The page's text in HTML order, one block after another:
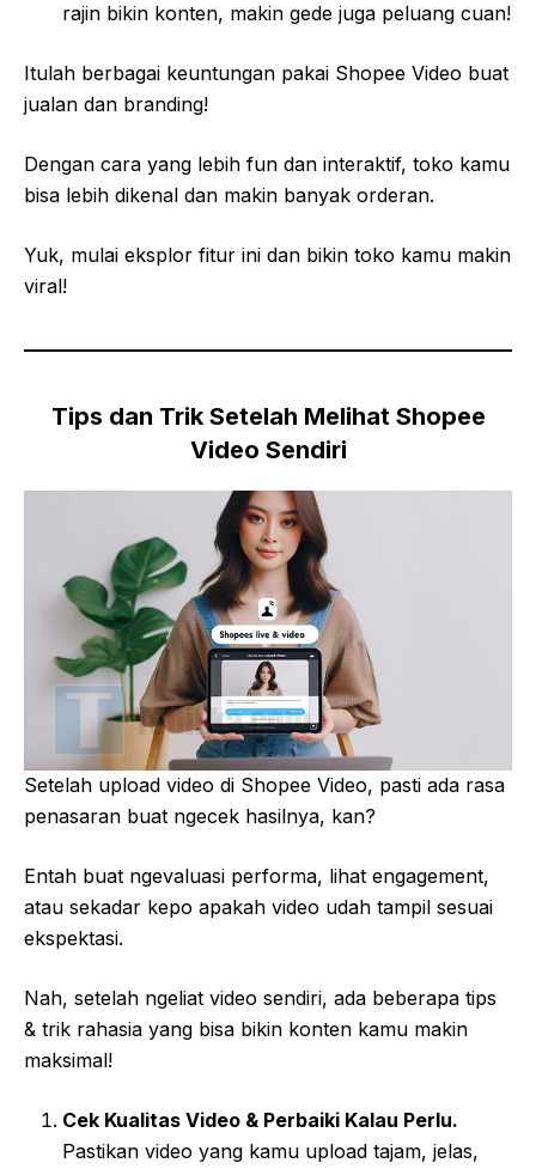
rajin bikin konten, makin gede juga peluang cuan!
Itulah berbagai keuntungan pakai Shopee Video buat
jualan dan branding!
Dengan cara yang lebih fun dan interaktif, toko kamu
bisa lebih dikenal dan makin banyak orderan.
Yuk, mulai eksplor fitur ini dan bikin toko kamu makin
viral!
Tips dan Trik Setelah Melihat Shopee
Video Sendiri
Setelah upload video di Shopee Video, pasti ada rasa
penasaran buat ngecek hasilnya, kan?
Entah buat ngevaluasi performa, lihat engagement,
atau sekadar kepo apakah video udah tampil sesuai
ekspektasi.
Nah, setelah ngeliat video sendiri, ada beberapa tips
& trik rahasia yang bisa bikin konten kamu makin
maksimal!
Cek Kualitas Video & Perbaiki Kalau Perlu.
Pastikan video yang kamu upload tajam, jelas,